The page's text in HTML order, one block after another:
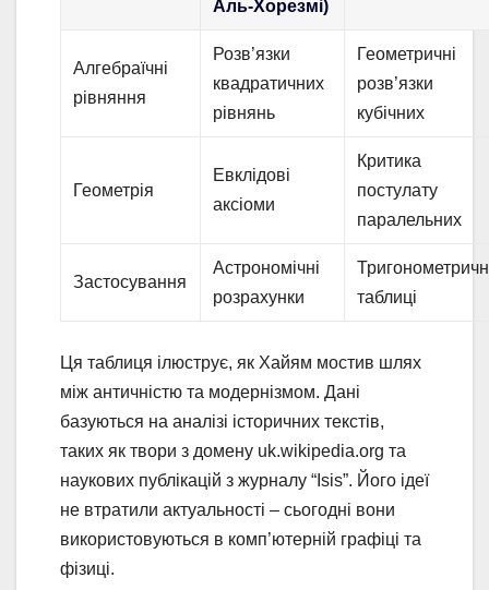
Аль-Хорезмі)
Алгебраїчні
рівняння
Розв’язки
квадратичних
рівнянь
Геометричні
розв’язки
кубічних
Геометрія
Евклідові
аксіоми
Критика
постулату
паралельних
Застосування
Астрономічні
розрахунки
таблиці
Ця таблиця ілюструє, як Хайям мостив шлях
між античністю та модернізмом. Дані
базуються на аналізі історичних текстів,
таких як твори з домену uk.wikipedia.org та
наукових публікацій з журналу “Isis”. Його ідеї
не втратили актуальності – сьогодні вони
використовуються в комп’ютерній графіці та
фізиці.